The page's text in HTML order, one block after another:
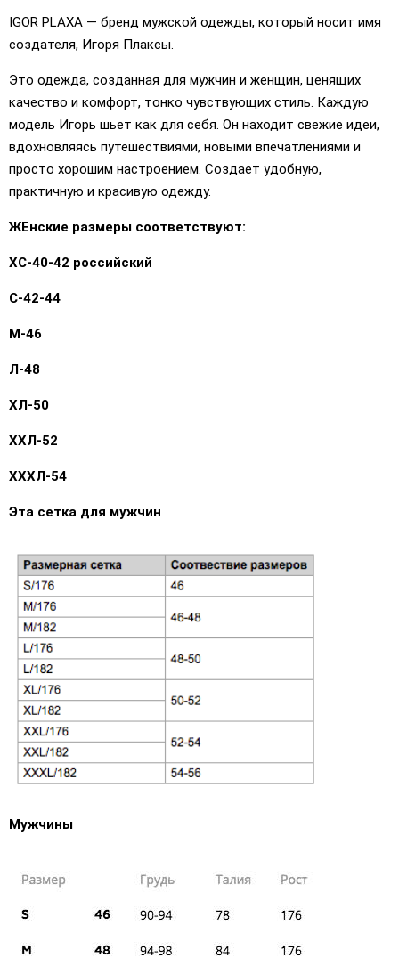
IGOR PLAXA — бренд мужской одежды, который носит имя
создателя, Игоря Плаксы.
Это одежда, созданная для мужчин и женщин, ценящих
качество и комфорт, тонко чувствующих стиль. Каждую
модель Игорь шьет как для себя. Он находит свежие идеи,
вдохновляясь путешествиями, новыми впечатлениями и
просто хорошим настроением. Создает удобную,
практичную и красивую одежду.
ЖЕнские размеры соответствуют:
ХС-40-42 российский
С-42-44
М-46
Л-48
ХЛ-50
ХХЛ-52
ХХХЛ-54
Эта сетка для мужчин
Мужчины